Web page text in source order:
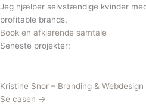
Jeg hjælper selvstændige kvinder
profitable brands.
Book en afklarende samtale
Seneste projekter:
Kristine Snor – Branding & Webdesign
Se casen →